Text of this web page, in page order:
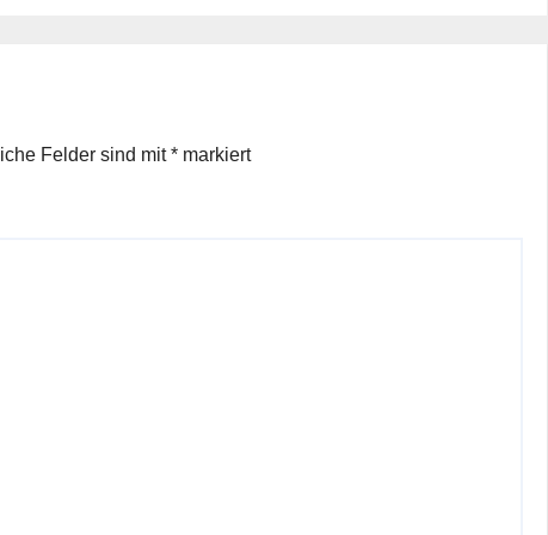
Felder sind mit* markiert